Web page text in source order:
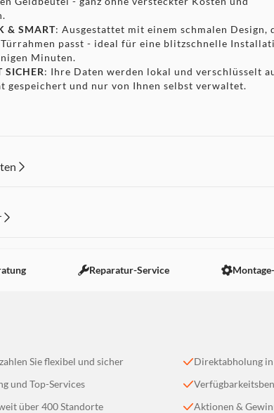
& SMART: Ausgestattet mit einem schmalen Design,
Türrahmen passt - ideal für eine blitzschnelle
Minuten.
SICHER: Ihre Daten werden lokal und verschlüsselt
gespeichert und nur von Ihnen selbst verwaltet.
anpassen
Reparatur-Service
Sie flexibel und sicher
und Top-Services
über 400 Standorte
Direktabholung
Aktionen &